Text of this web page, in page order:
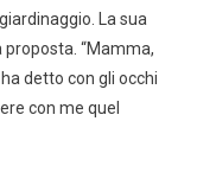
La sua
“Mamma,
detto con gli occhi
con me quel